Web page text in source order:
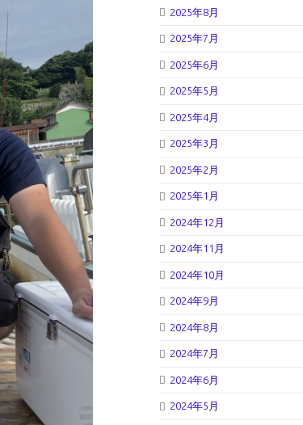
2025年8月
2025年7月
2025年6月
2025年5月
2025年4月
2025年3月
2025年2月
2025年1月
2024年12月
2024年11月
2024年10月
2024年9月
2024年8月
2024年7月
2024年6月
2024年5月